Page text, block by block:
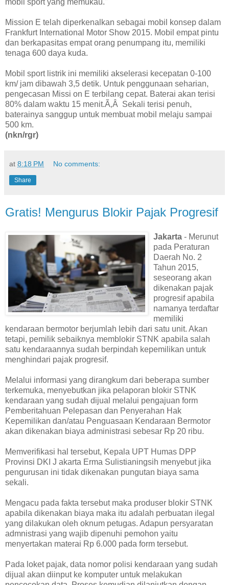
mobil sport yang memukau."
Mission E telah diperkenalkan sebagai mobil konsep dalam
Frankfurt International Motor Show 2015. Mobil empat pintu
dan berkapasitas empat orang penumpang itu, memiliki
tenaga 600 daya kuda.
Mobil sport listrik ini memiliki akselerasi kecepatan 0-100
km/ jam dibawah 3,5 detik. Untuk penggunaan seharian,
pengecasan Missi on E terbilang cepat. Baterai akan terisi
80% dalam waktu 15 menit.Ã‚Â Sekali terisi penuh,
baterainya sanggup untuk membuat mobil melaju sampai
500 km.
(nkn/rgr)
at 8:18 PM No comments:
Share
Gratis! Mengurus Blokir Pajak Progresif
Jakarta - Merunut
pada Peraturan
Daerah No. 2
Tahun 2015,
seseorang akan
dikenakan pajak
progresif apabila
namanya terdaftar
memiliki
kendaraan bermotor berjumlah lebih dari satu unit. Akan
tetapi, pemilik sebaiknya memblokir STNK apabila salah
satu kendaraannya sudah berpindah kepemilikan untuk
menghindari pajak progresif.
Melalui informasi yang dirangkum dari beberapa sumber
terkemuka, menyebutkan jika pelaporan blokir STNK
kendaraan yang sudah dijual melalui pengajuan form
Pemberitahuan Pelepasan dan Penyerahan Hak
Kepemilikan dan/atau Penguasaan Kendaraan Bermotor
akan dikenakan biaya administrasi sebesar Rp 20 ribu.
Memverifikasi hal tersebut, Kepala UPT Humas DPP
Provinsi DKI J akarta Erma Sulistianingsih menyebut jika
pengurusan ini tidak dikenakan pungutan biaya sama
sekali.
Mengacu pada fakta tersebut maka produser blokir STNK
apabila dikenakan biaya maka itu adalah perbuatan ilegal
yang dilakukan oleh oknum petugas. Adapun persyaratan
admnistrasi yang wajib dipenuhi pemohon yaitu
menyertakan materai Rp 6.000 pada form tersebut.
Pada loket pajak, data nomor polisi kendaraan yang sudah
dijual akan diinput ke komputer untuk melakukan